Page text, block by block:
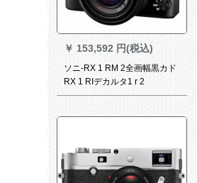
￥ 153,592 円(税込)
ソニ-RX 1 RM 2全画幅黒カド
RX 1 RIデカルタ1 r 2